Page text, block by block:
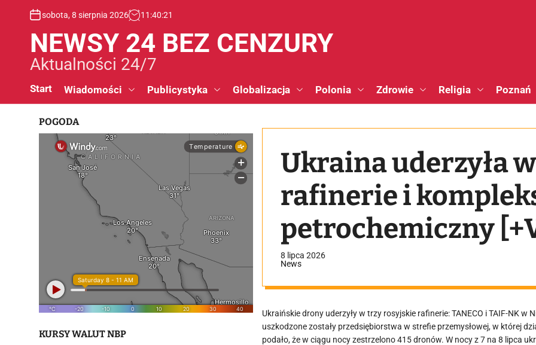
sobota, 8 sierpnia 2026 11 :40:22
NEWSY 24 BEZ CENZURY
Aktualności 24/7
Start Wiadomości Publicystyka Globalizacja Polonia Zdrowie Religia Poznań
Ukraina uderzyła
rafinerie i
petrochemiczny
8 lipca 2026
News
Ukraińskie drony uderzyły w trzy rosyjskie rafinerie: TANECO i TAIF-NK
uszkodzone zostały przedsiębiorstwa w strefie przemysłowej, w której
podało, że w ciągu nocy zestrzelono 415 dronów. W nocy z 7 na 8 lipca
POGODA
KURSY WALUT NBP